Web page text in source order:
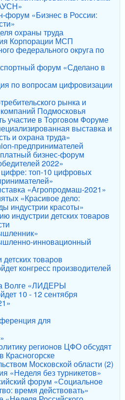
форум «Бизнес в России:
охраны труда
Корпорации МСП
федерального округа по
форум «Сделано в
по вопросам цифровизации
рынка и
Подмосковья
участие в Торговом Форуме
выставка и
и охрана труда»
предпринимателей
бизнес-форум
2022»
топ-10 цифровых
«Агропродмаш-2021»
«Красивое дело:
индустрии красоты»
индустрии детских товаров
инновационный
детских товаров
конгресс производителей
Волге «ЛИДЕРЫ
10 - 12 сентября
для
регионов ЦФО обсудят
Московской области (2)
«Неделя без турникетов»
форум «Социальное
время действовать»